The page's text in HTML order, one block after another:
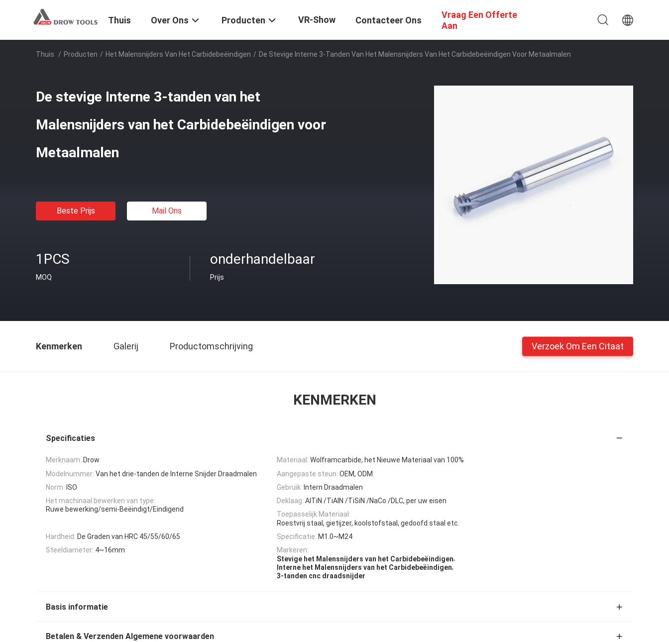
Thuis Over Ons Producten VR-Show Contacteer Ons
Vraag Een Offerte
Aan
Thuis / Producten / Het Malensnijders Van Het Carbidebeëindigen / De Stevige Interne 3-Tanden Van Het Malensnijders Van Het Carbidebeëindigen Voor Metaalmalen
De stevige Interne 3-tanden van het
Malensnijders van het Carbidebeëindigen voor
Metaalmalen
Beste Prijs Mail Ons
1PCS
MOQ
onderhandelbaar
Prijs
Kenmerken Galerij Productomschrijving Verzoek Om Een Citaat
KENMERKEN
Specificaties
Merknaam: Drow Materiaal: Wolframcarbide, het Nieuwe Materiaal van 100%
Modelnummer: Van het drie-tanden de Interne Snijder Draadmalen Aangepaste steun: OEM, ODM
Norm: ISO Gebruik: Intern Draadmalen
Het machinaal bewerken van type:
Ruwe bewerking/semi-Beëindigt/Eindigend
Deklaag: AlTiN /TiAlN /TiSiN /NaCo /DLC, per uw eisen
Toepasselijk Materiaal:
Roestvrij staal, gietijzer, koolstofstaal, gedoofd staal etc.
Hardheid: De Graden van HRC 45/55/60/65 Specificatie: M1.0~M24
Steeldiameter: 4~16mm
Markeren:
Stevige het Malensnijders van het Carbidebeëindigen,
Interne het Malensnijders van het Carbidebeëindigen,
3-tanden cnc draadsnijder
Basis informatie
Betalen & Verzenden Algemene voorwaarden